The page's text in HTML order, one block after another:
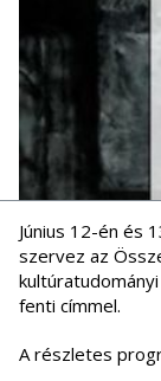
Június 12-én és
szervez az
fenti címmel.
A részletes